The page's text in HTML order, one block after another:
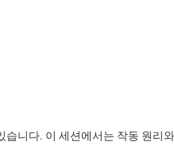
니다. 이 세션에서는 작동 원리